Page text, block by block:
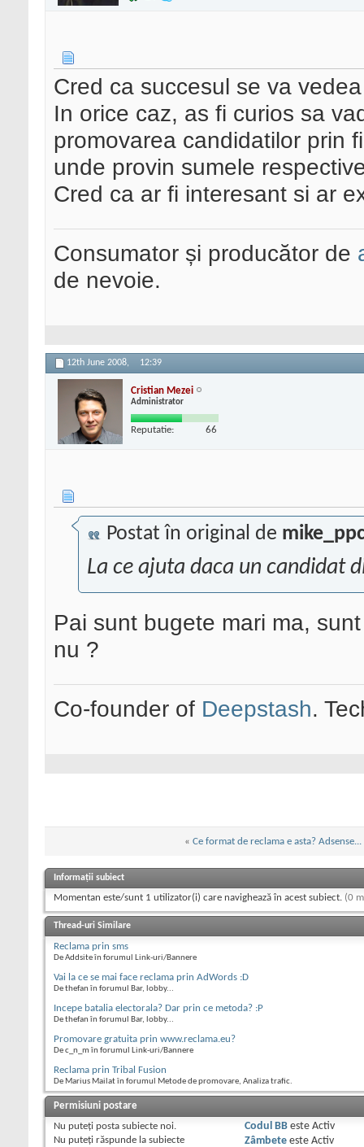
Cred ca succesul se va
In orice caz, as fi curios sa
promovarea candidatilor prin
unde provin sumele
Cred ca ar fi interesant si ar
Consumator și producător de
de nevoie.
12th June 2008, 12:39
Cristian Mezei
Administrator
Reputatie: 66
Postat în original de
La ce ajuta daca un candidat
Pai sunt bugete mari ma,
nu ?
Co-founder of Deepstash.
« Ce format de reclama e asta? Adsense...
Informații subiect
Momentan este/sunt 1 utilizator(i) care navighează în acest subiect. (0
Thread-uri Similare
Reclama prin sms
De Addsite în forumul Link-uri/Bannere
Vai la ce se mai face reclama prin AdWords :D
De thefan în forumul Bar, lobby...
Incepe batalia electorala? Dar prin ce metoda? :P
De thefan în forumul Bar, lobby...
Promovare gratuita prin www.reclama.eu?
De c_n_m în forumul Link-uri/Bannere
Reclama prin Tribal Fusion
De Marius Mailat în forumul Metode de promovare, Analiza trafic.
Permisiuni postare
Nu puteţi posta subiecte noi.
Nu puteţi răspunde la subiecte
Codul BBeste Activ
Zâmbeteeste Activ